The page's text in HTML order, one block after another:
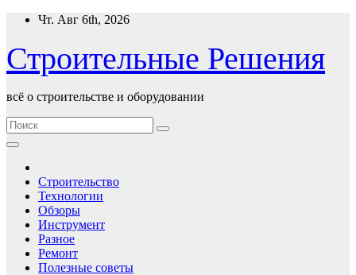
Перейти
содержимому
Чт. Авг 6th, 2026
Строительные Решения
всё о строительстве и оборудовании
Строительство
Технологии
Обзоры
Инструмент
Разное
Ремонт
Полезные советы